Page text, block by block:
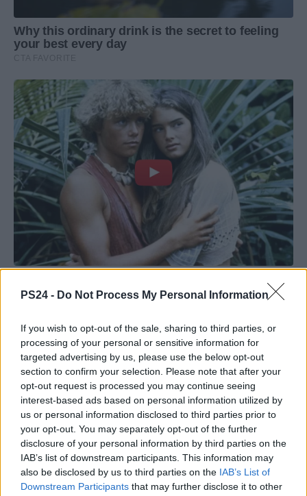
PS24 - Do Not Process My Personal Information
If you wish to opt-out of the sale, sharing to third parties, or
processing of your personal or sensitive information for
targeted advertising by us, please use the below opt-out
section to confirm your selection. Please note that after your
opt-out request is processed you may continue seeing
interest-based ads based on personal information utilized by
us or personal information disclosed to third parties prior to
your opt-out. You may separately opt-out of the further
disclosure of your personal information by third parties on the
IAB’s list of downstream participants. This information may
also be disclosed by us to third parties on the IAB’s List of
Downstream Participants that may further disclose it to other